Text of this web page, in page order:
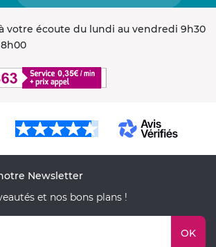
votre écoute du lundi au vendredi 9h30
Newsletter
et nos bons plans !
OK